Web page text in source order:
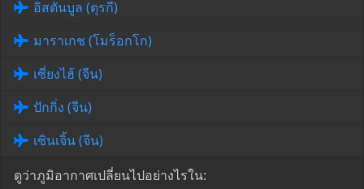
อิสตันบูล (ตุรกี)
มาราเกช (โมร็อกโก)
เซี่ยงไฮ้ (จีน)
ปักกิ่ง (จีน)
เซินเจิ้น (จีน)
ดูว่าภูมิอากาศเปลี่ยนไปอย่างไรใน: